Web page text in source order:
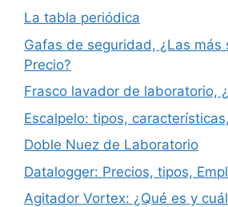
La tabla periódica
Gafas de seguridad, ¿Las más
Precio?
Frasco lavador de laboratorio,
Escalpelo: tipos,
Doble Nuez de Laboratorio
Datalogger: Precios, tipos,
Agitador Vortex: ¿Qué es y